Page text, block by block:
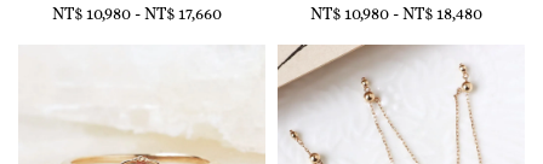
Regular
NT$ 10,980 -NT$ 17,660
Regular
NT$ 10,980 -NT$ 18,480